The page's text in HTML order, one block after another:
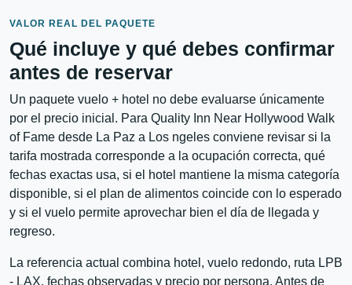
VALOR REAL DEL PAQUETE
Qué incluye y qué debes confirmar
antes de reservar
Un paquete vuelo + hotel no debe evaluarse únicamente
por el precio inicial. Para Quality Inn Near Hollywood Walk
of Fame desde La Paz a Los ngeles conviene revisar si la
tarifa mostrada corresponde a la ocupación correcta, qué
fechas exactas usa, si el hotel mantiene la misma categoría
disponible, si el plan de alimentos coincide con lo esperado
y si el vuelo permite aprovechar bien el día de llegada y
regreso.
La referencia actual combina hotel, vuelo redondo, ruta LPB
- LAX, fechas observadas y precio por persona. Antes de